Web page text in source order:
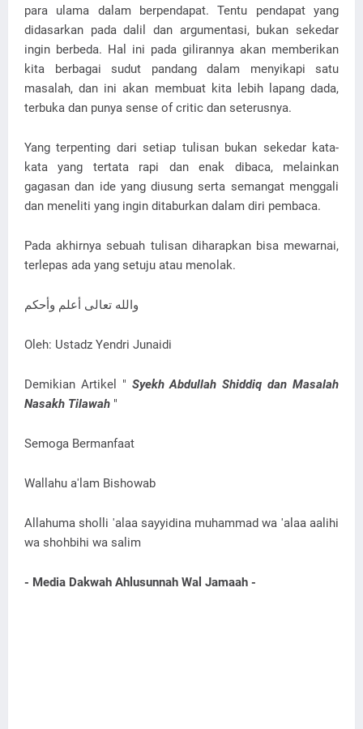
para ulama dalam berpendapat. Tentu pendapat yang
didasarkan pada dalil dan argumentasi, bukan sekedar
ingin berbeda. Hal ini pada gilirannya akan memberikan
kita berbagai sudut pandang dalam menyikapi satu
masalah, dan ini akan membuat kita lebih lapang dada,
terbuka dan punya sense of critic dan seterusnya.
Yang terpenting dari setiap tulisan bukan sekedar kata-
kata yang tertata rapi dan enak dibaca, melainkan
gagasan dan ide yang diusung serta semangat menggali
dan meneliti yang ingin ditaburkan dalam diri pembaca.
Pada akhirnya sebuah tulisan diharapkan bisa mewarnai,
terlepas ada yang setuju atau menolak.
والله تعالى أعلم وأحكم
Oleh: Ustadz Yendri Junaidi
Demikian Artikel " Syekh Abdullah Shiddiq dan Masalah
Nasakh Tilawah "
Semoga Bermanfaat
Wallahu a'lam Bishowab
Allahuma sholli 'alaa sayyidina muhammad wa 'alaa aalihi
wa shohbihi wa salim
- Media Dakwah Ahlusunnah Wal Jamaah -